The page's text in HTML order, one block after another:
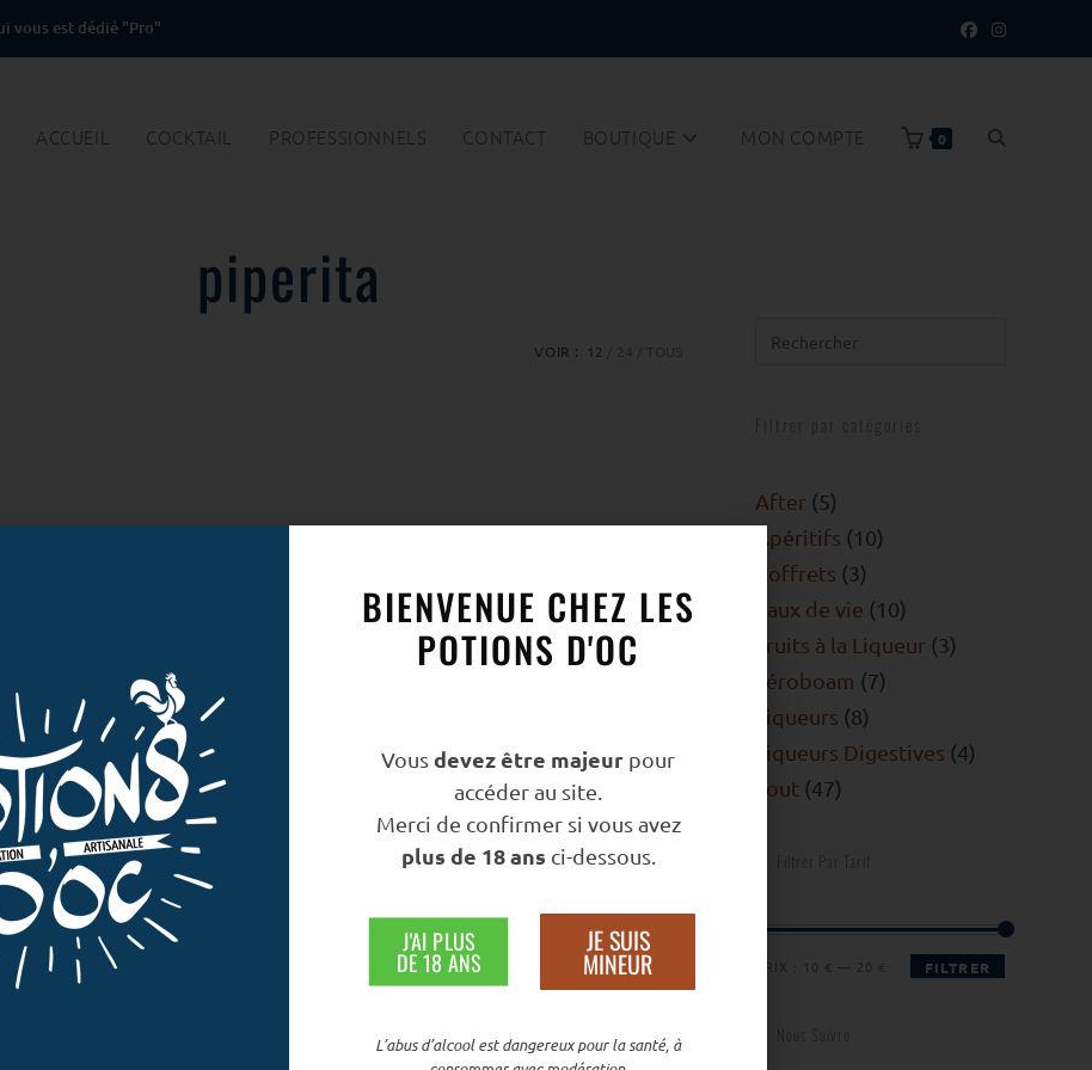
vous est dédié "Pro"
ACCUEIL COCKTAIL PROFESSIONNELS CONTACT BOUTIQUE MON COMPTE 0
piperita
VOIR : 12
Filtrer par catégories
After 5
Apéritifs
10
Coffrets
3
Eaux de vie
10
Fruits à la Liqueur 3
Jéroboam
7
Liqueurs 8
Liqueurs Digestives 4
Tout 47
Filtrer Par Tarif
FILTRER
10 € — 20 €
Nous Suivre
BIENVENUE CHEZ LES
POTIONS D'OC
Vousdevez être majeur pour
accéder au site.
Merci de confirmer si vous avez
plus de 18 ans ci-dessous.
J'AI PLUS
DE 18 ANS
JE SUIS
MINEUR
L’abus d’alcool est dangereux pour la santé, à